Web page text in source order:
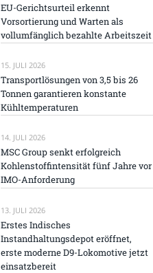
EU-Gerichtsurteil erkennt
Vorsortierung und Warten als
vollumfänglich bezahlte Arbeitszeit
15. JULI 2026
Transportlösungen von 3,5 bis 26
Tonnen garantieren konstante
Kühltemperaturen
14. JULI 2026
MSC Group senkt erfolgreich
Kohlenstoffintensität fünf Jahre vor
IMO-Anforderung
13. JULI 2026
Erstes Indisches
Instandhaltungsdepot eröffnet,
erste moderne D9-Lokomotive jetzt
einsatzbereit